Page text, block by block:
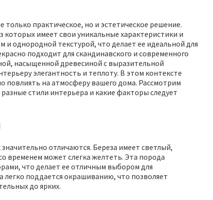
практическое, но и эстетическое решение.
имеет свои уникальные характеристики и
и однородной текстурой, что делает ее идеальной для
подходит для скандинавского и современного
насыщенной древесиной с выразительной
элегантность и теплоту. В этом контексте
на атмосферу вашего дома. Рассмотрим
стили интерьера и какие факторы следует
отличаются. Береза имеет светлый,
временем может слегка желтеть. Эта порода
что делает ее отличным выбором для
поддается окрашиванию, что позволяет
до ярких.